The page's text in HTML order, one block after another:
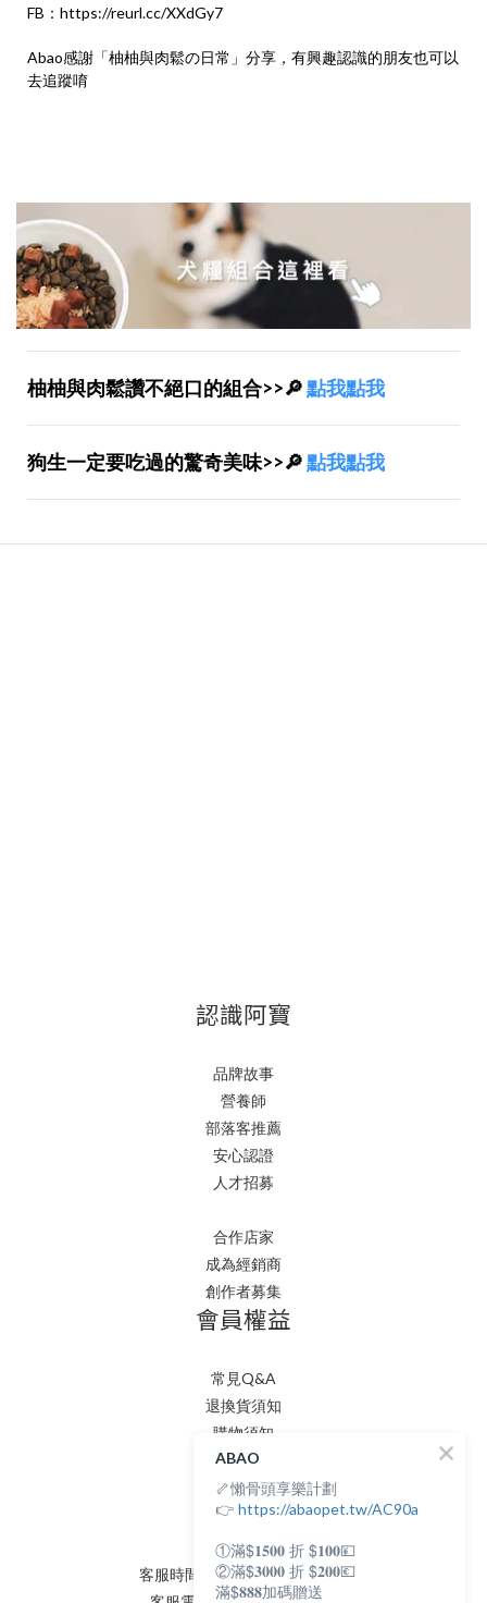
FB： https://reurl.cc/XXdGy7
Abao感謝「柚柚與肉鬆の日常 」分享，有興趣認識的朋友也可以
去追蹤唷
柚柚與肉鬆讚不絕口的組合>>🔎點我點我
狗生一定要吃過的驚奇美味>>🔎點我點我
認識阿寶
品牌故事
營養師
部落客推薦
安心認證
人才招募
合作店家
成為經銷商
創作者募集
會員權益
常見Q&A
退換貨須知
購物須知
隱私權政策
會員條款
聯絡我們
客服時間：AM:0900~PM:0600
ABAO
🦴懶骨頭享樂計劃
👉 https://abaopet.tw/AC90a
①滿$𝟏𝟓𝟎𝟎 折 $𝟏𝟎𝟎💴
②滿$𝟑𝟎𝟎𝟎 折 $𝟐𝟎𝟎💶
滿$𝟖𝟖𝟖加碼贈送